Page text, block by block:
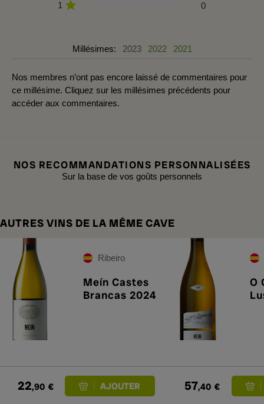
1
0
Millésimes: 2023 2022 2021
Nos membres n’ont pas encore laissé de commentaires pour
ce millésime. Cliquez sur les millésimes précédents pour
accéder aux commentaires.
NOS RECOMMANDATIONS PERSONNALISÉES
Sur la base de vos goûts personnels
AUTRES VINS DE LA MÊME CAVE
Ribeiro
Meín Castes
Brancas 2024
22,90 €
O
57,40 €